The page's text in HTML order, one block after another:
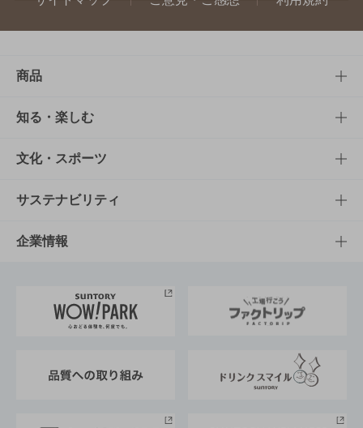
商品
商品TOP
商品一覧
商品発売情報
栄養成分一覧
知る・楽しむ
知る・楽しむTOP
キャンペーン
工場見学
地域情報
文化・スポーツ
文化・スポーツTOP
サントリーホール
サントリーサンバーズ大阪
サステナビリティ
サステナビリティTOP
サントリーが考えるサステナビリティ経営
企業情報
企業概要